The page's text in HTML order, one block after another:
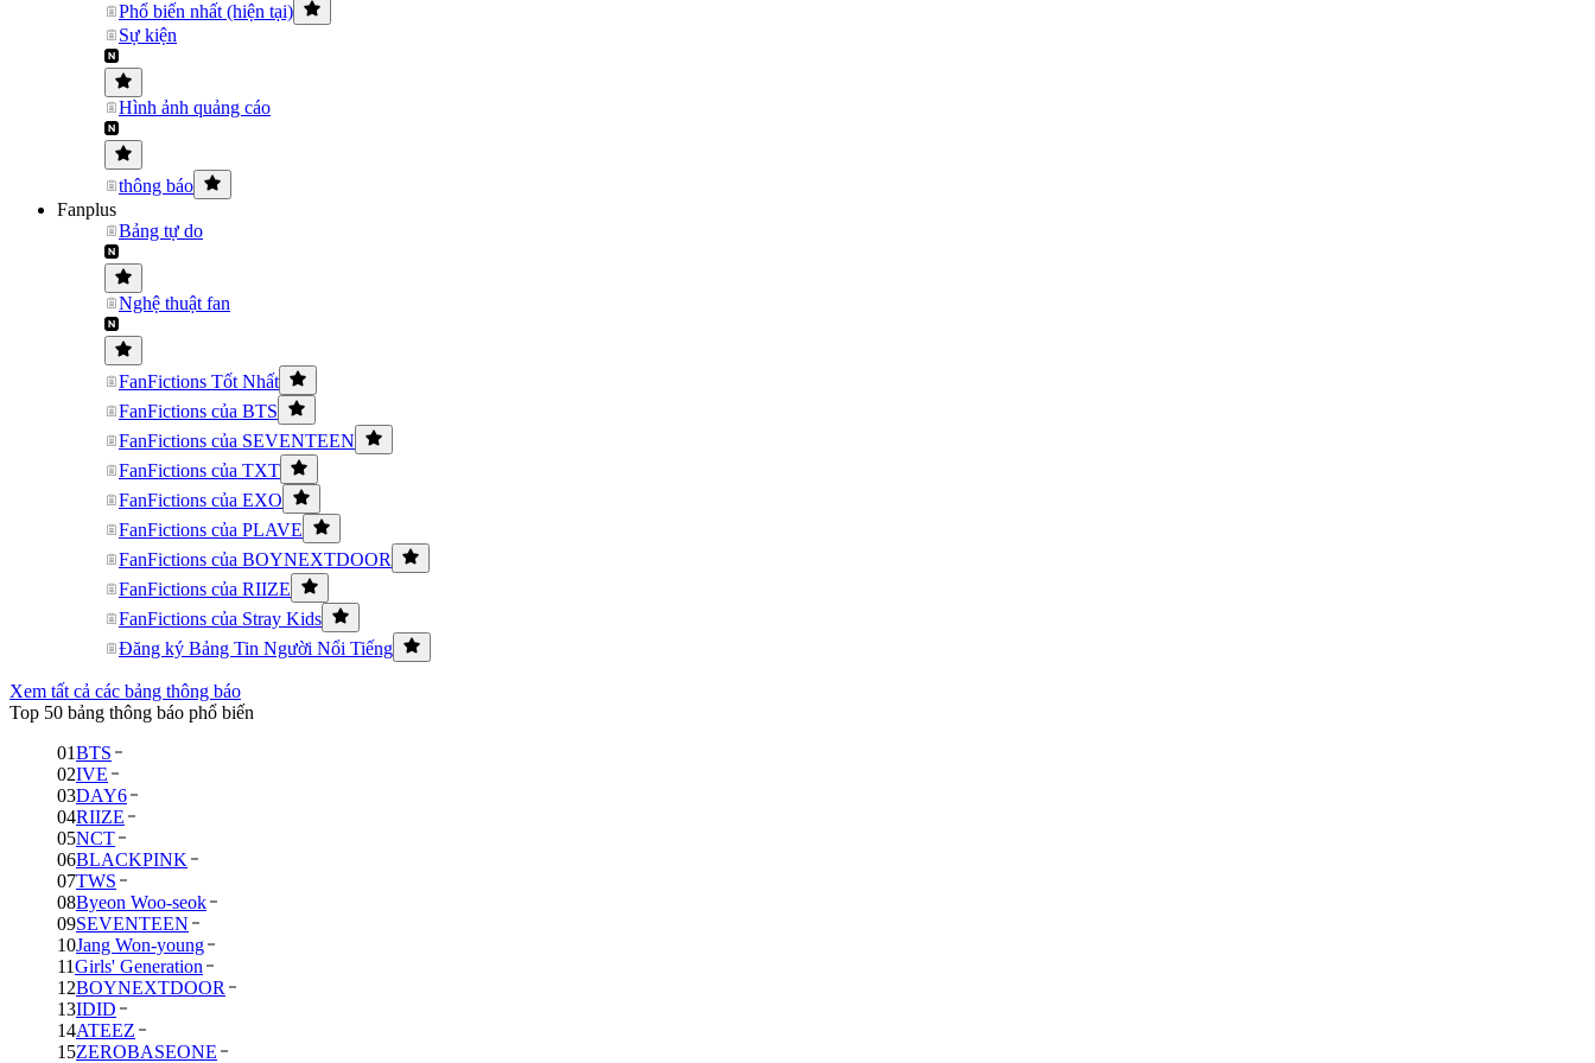
Phổ biến nhất (hiện tại)
Sự kiện
Hình ảnh quảng cáo
thông báo
Fanplus
Bảng tự do
Nghệ thuật fan
FanFictions Tốt Nhất
FanFictions của BTS
FanFictions của SEVENTEEN
FanFictions của TXT
FanFictions của EXO
FanFictions của PLAVE
FanFictions của BOYNEXTDOOR
FanFictions của RIIZE
FanFictions của Stray Kids
Đăng ký Bảng Tin Người Nổi Tiếng
Xem tất cả các bảng thông báo
Top 50 bảng thông báo phổ biến
01BTS
02IVE
03DAY6
04RIIZE
05NCT
06BLACKPINK
07TWS
08Byeon Woo-seok
09SEVENTEEN
10Jang Won-young
11Girls' Generation
12BOYNEXTDOOR
13IDID
14ATEEZ
15ZEROBASEONE
BTS